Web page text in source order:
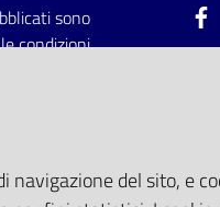
sono
condizioni
del sito, e